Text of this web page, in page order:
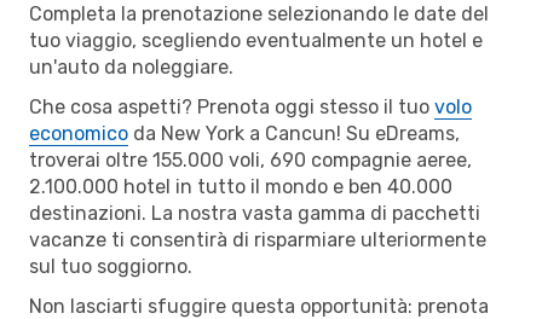
Completa la prenotazione selezionando le date del
tuo viaggio, scegliendo eventualmente un hotel e
un'auto da noleggiare.
Che cosa aspetti? Prenota oggi stesso il tuo volo
economico da New York a Cancun! Su eDreams,
troverai oltre 155.000 voli, 690 compagnie aeree,
2.100.000 hotel in tutto il mondo e ben 40.000
destinazioni. La nostra vasta gamma di pacchetti
vacanze ti consentirà di risparmiare ulteriormente
sul tuo soggiorno.
Non lasciarti sfuggire questa opportunità: prenota